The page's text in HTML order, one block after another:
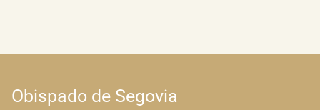
Obispado de Segovia